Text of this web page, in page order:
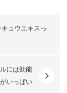
ュウエキスっ
には効能
がいっぱい